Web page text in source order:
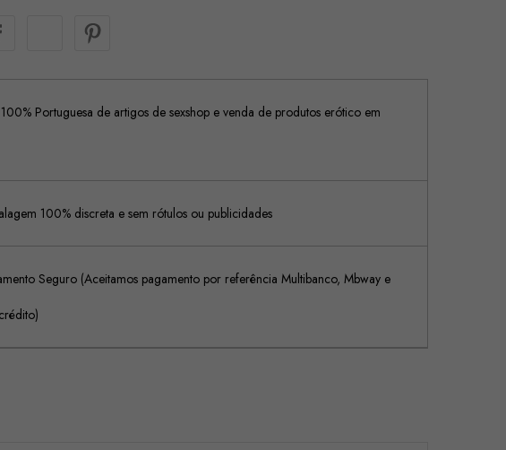
Portuguesa de artigos de sexshop e venda de produtos erótico em
100% discreta e sem rótulos ou publicidades
Seguro (Aceitamos pagamento por referência Multibanco, Mbway e